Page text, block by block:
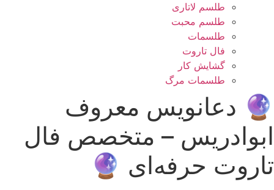
طلسم لاتاری
طلسم محبت
طلسمات
فال تاروت
گشایش کار
طلسمات مرگ
🔮 دعانویس معروف
ابوادریس – متخصص فال
تاروت حرفه‌ای 🔮